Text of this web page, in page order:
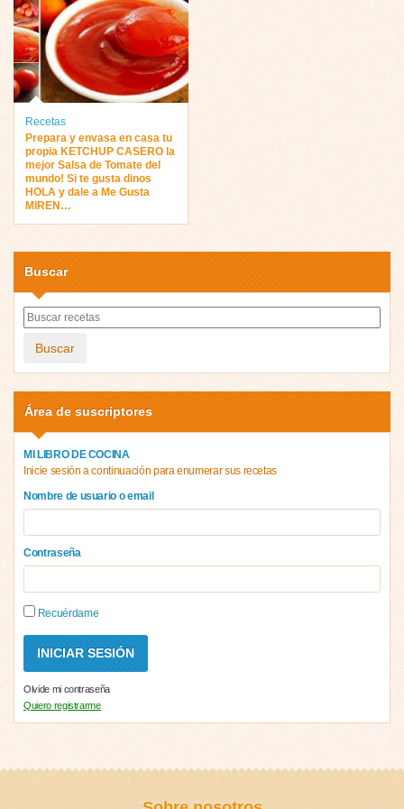
Recetas
Prepara y envasa en casa tu
propia KETCHUP CASERO la
mejor Salsa de Tomate del
mundo! Si te gusta dinos
HOLA y dale a Me Gusta
MIREN…
Buscar
Buscar
Área de suscriptores
MI LIBRO DE COCINA
Inicie sesión a continuación para enumerar sus recetas
Nombre de usuario o email
Contraseña
Recuérdame
Olvide mi contraseña
Quiero registrarme